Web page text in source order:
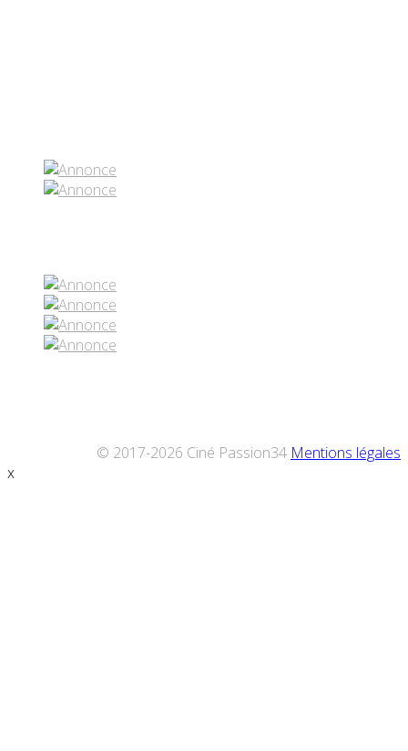
© 2017-2026 Ciné Passion34 Mentions légales
x